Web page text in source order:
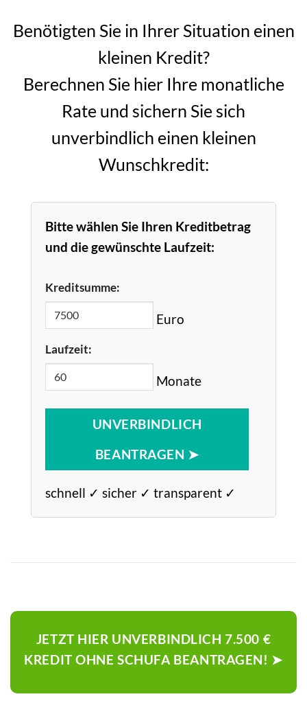
Benötigten Sie in Ihrer Situation einen
kleinen Kredit?
Berechnen Sie hier Ihre monatliche
Rate und sichern Sie sich
unverbindlich einen kleinen
Wunschkredit:
Bitte wählen Sie Ihren Kreditbetrag
und die gewünschte Laufzeit:
Kreditsumme:
Euro
Laufzeit:
Monate
UNVERBINDLICH
BEANTRAGEN ➤
schnell ✓ sicher ✓ transparent ✓
JETZT HIER UNVERBINDLICH 7.500 €
KREDIT OHNE SCHUFA BEANTRAGEN! ➤